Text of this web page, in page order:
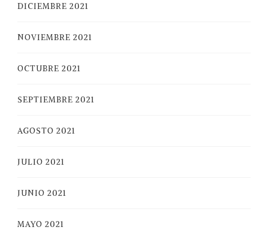
DICIEMBRE 2021
NOVIEMBRE 2021
OCTUBRE 2021
SEPTIEMBRE 2021
AGOSTO 2021
JULIO 2021
JUNIO 2021
MAYO 2021